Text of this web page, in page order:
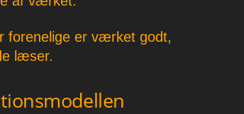
forenelige er værket godt,
læser.